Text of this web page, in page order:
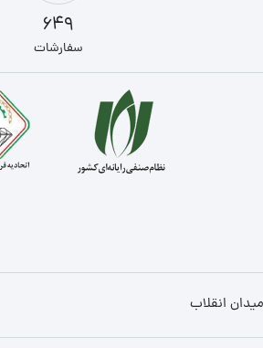
649
سفارشات
انقلاب